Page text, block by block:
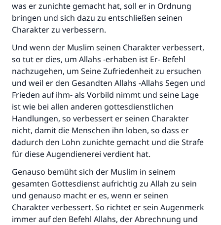
was er zunichte gemacht hat, soll er in Ordnung
bringen und sich dazu zu entschließen seinen
Charakter zu verbessern.
Und wenn der Muslim seinen Charakter verbessert,
so tut er dies, um Allahs -erhaben ist Er- Befehl
nachzugehen, um Seine Zufriedenheit zu ersuchen
und weil er den Gesandten Allahs -Allahs Segen und
Frieden auf ihm- als Vorbild nimmt und seine Lage
ist wie bei allen anderen gottesdienstlichen
Handlungen, so verbessert er seinen Charakter
nicht, damit die Menschen ihn loben, so dass er
dadurch den Lohn zunichte gemacht und die Strafe
für diese Augendienerei verdient hat.
Genauso bemüht sich der Muslim in seinem
gesamten Gottesdienst aufrichtig zu Allah zu sein
und genauso macht er es, wenn er seinen
Charakter verbessert. So richtet er sein Augenmerk
immer auf den Befehl Allahs, der Abrechnung und